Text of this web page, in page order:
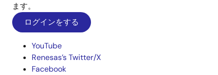
ます。
ログインをする
YouTube
Renesas’s Twitter/X
Facebook